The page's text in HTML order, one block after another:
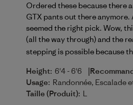
Ordered these because there
GTX pants out there anymore.
seemed the right pick. Wow,
(all the way through) and the
stepping is possible because
Height: 6'4 - 6'6 |
Usage: Randonnée, Escalade
Taille (produit): L